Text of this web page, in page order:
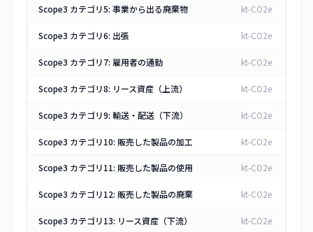
Scope3 カテゴリ5: 事業から出る廃棄物 kt-CO2e
Scope3 カテゴリ6: 出張 kt-CO2e
Scope3 カテゴリ7: 雇用者の通勤 kt-CO2e
Scope3 カテゴリ8: リース資産（上流） kt-CO2e
Scope3 カテゴリ9: 輸送・配送（下流） kt-CO2e
Scope3 カテゴリ10: 販売した製品の加工 kt-CO2e
Scope3 カテゴリ11: 販売した製品の使用 kt-CO2e
Scope3 カテゴリ12: 販売した製品の廃棄 kt-CO2e
Scope3 カテゴリ13: リース資産（下流） kt-CO2e